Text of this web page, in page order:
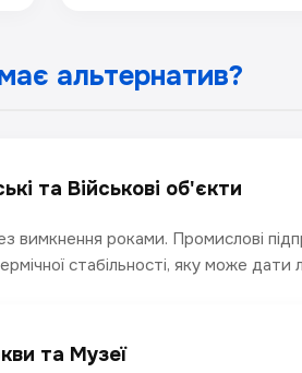
альтернатив?
та Військові об'єкти
роками. Промислові
стабільності, яку може
та Музеї